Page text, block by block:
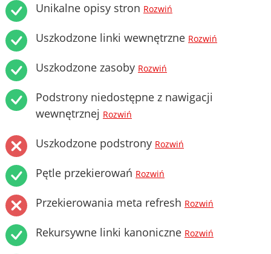
Unikalne opisy stron Rozwiń
Uszkodzone linki wewnętrzne Rozwiń
Uszkodzone zasoby Rozwiń
Podstrony niedostępne z nawigacji
wewnętrznej Rozwiń
Uszkodzone podstrony Rozwiń
Pętle przekierowań Rozwiń
Przekierowania meta refresh Rozwiń
Rekursywne linki kanoniczne Rozwiń